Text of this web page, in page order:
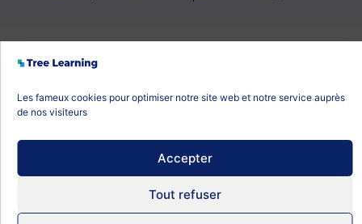
Les fameux cookies pour optimiser notre site web et notre service auprès
de nos visiteurs
Accepter
Tout refuser